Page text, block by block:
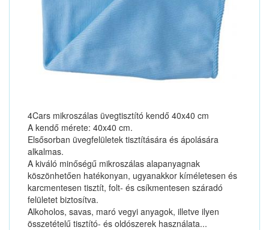
4Cars mikroszálas üvegtisztító kendő 40x40 cm
A kendő mérete: 40x40 cm.
Elsősorban üvegfelületek tisztítására és ápolására
alkalmas.
A kiváló minőségű mikroszálas alapanyagnak
köszönhetően hatékonyan, ugyanakkor kíméletesen és
karcmentesen tisztít, folt- és csíkmentesen száradó
felületet biztosítva.
Alkoholos, savas, maró vegyi anyagok, illetve ilyen
összetételű tisztító- és oldószerek használata...